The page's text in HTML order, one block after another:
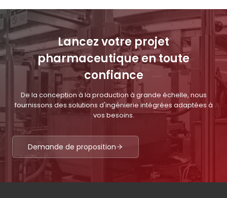
Lancez votre projet
pharmaceutique en toute
confiance
De la conception à la production à grande échelle, nous
fournissons des solutions d'ingénierie intégrées adaptées à
vos besoins.
Demande de proposition